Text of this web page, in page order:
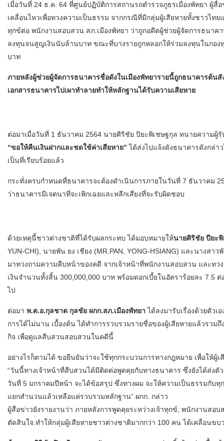
เมื่อวันที่ 24 ธ.ค. 64 ที่ศูนย์ปฏิบัติการสถานรถตำรวจภูธรเมืองพัทยา ผู้
เคลื่อนไหวเพื่อทวงความเป็นธรรม จากกรณีที่มีกลุ่มผู้เสียหายทั้งชาวไท
ทุกข์ต่อ พนักงานสอบสวน สภ.เมืองพัทยา ว่าถูกอดีตผู้ช่วยผู้จัดการธนา
ลงทุนจนสูญเงินนับล้านบาท ขณะที่บางรายถูกหลอกให้ร่วมลงทุนในกอ
บาท
ภายหลังผู้ช่วยผู้จัดการธนาคารชื่อดังในเมืองพัทยารายนี้ถูกธนาคารต้น
เอกสารธนาคารไปเผาทำลายทำให้หลักฐานได้รับความเสียหาย
ต่อมาเมื่อวันที่ 1 ธันวาคม 2564 นายศิริชัย ปิยะพิเชษฐกุล ทนายความผู้
“ขอให้คืนเงินฝากและชดใช้ค่าเสียหาย” ได้ส่งไปแจ้งดังธนาคารดังกล่
เป็นที่เรียบร้อยแล้ว
กระทั่งครบกำหนดที่ธนาคารจะต้องดำเนินการภายในวันที่ 7 ธันวาคม
ว่าธนาคารมีเจตนาที่จะเพิกเฉยและหลีกเสี่ยงที่จะรับผิดชอบ
ด้วยเหตุนี้ชาวต่างชาติที่ได้รับผลกระทบ ได้มอบหมายให้นายศิริชัย ปียะพิ
YUN-CHI), นายพัน ยง เชียง (MR.PAN, YONG-HSIANG) และนางสา
มาทวงถามความคืบหน้าของคดี จากเจ้าหน้าที่พนักงานสอบสวน และทว
เงินจำนวนทั้งสิ้น 300,000,000 บาท พร้อมดอกเบี้ยในอัตราร้อยละ 7.5
ไป
ต่อมา พ.ต.อ.กุลชาต กุลชัย ผกก.สภ.เมืองพัทยา ได้ลงมารับเรื่องด้วยตัวเ
การได้ไม่นาน เบื้องต้น ได้ทำการรวบรวมรายชื่อของผู้เสียหายแล้วรว
กิจ เพื่อดูแลสืบสวนสอบสวนในคดีนี้
อย่างไรก็ตามได้ ขอยืนยันว่าจะใช้ทุกกระบวนการทางกฎหมาย เพื่อให้ผู้
“วันนี้ทางเจ้าหน้าที่สืบสวนได้มีติดต่อพูดคุยกับทางธนาคาร ซึ่งยังได้ส่ง
วันที่ 5 มกราคมปีหน้า จะได้ข้อสรุป ซึ่งทางผม จะให้ความเป็นธรรมกับทุ
แยกสำนวนแล้วเหลือแค่รวบรวมหลักฐาน” ผกก. กล่าว
ผู้สื่อข่าวยังรายงานว่า ภายหลังการพูดคุยระหว่างเจ้าทุกข์, พนักงานส
ตัดสินใจ.ทำให้กลุ่มผู้เสียหายชาวต่างชาติมากกว่า 100 คน ได้เคลื่อนข